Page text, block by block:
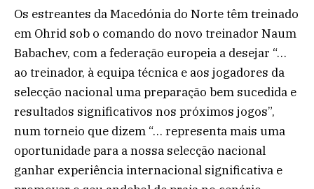
Os estreantes da Macedónia do Norte têm treinado
em Ohrid sob o comando do novo treinador Naum
Babachev, com a federação europeia a desejar “…
ao treinador, à equipa técnica e aos jogadores da
selecção nacional uma preparação bem sucedida e
resultados significativos nos próximos jogos”,
num torneio que dizem “… representa mais uma
oportunidade para a nossa selecção nacional
ganhar experiência internacional significativa e